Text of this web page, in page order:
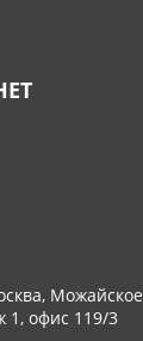
, Можайское
1, офис 119/3